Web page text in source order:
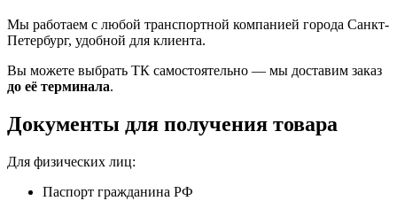
Мы работаем с любой транспортной компанией города Санкт-
Петербург, удобной для клиента.
Вы можете выбрать ТК самостоятельно — мы доставим заказ
до её терминала.
Документы для получения товара
Для физических лиц:
Паспорт гражданина РФ